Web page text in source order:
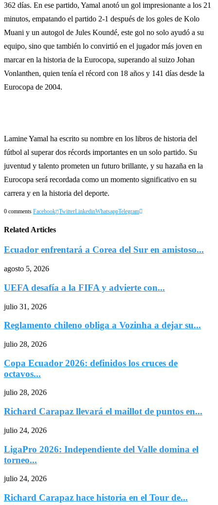
362 días. En ese partido, Yamal anotó un gol impresionante a los 21
minutos, empatando el partido 2-1 después de los goles de Kolo
Muani y un autogol de Jules Koundé, este gol no solo ayudó a su
equipo, sino que también lo convirtió en el jugador más joven en
marcar en la historia de la Eurocopa, superando al suizo Johan
Vonlanthen, quien tenía el récord con 18 años y 141 días desde la
Eurocopa de 2004.
Lamine Yamal ha escrito su nombre en los libros de historia del
fútbol al superar dos récords importantes en un solo partido. Su
juventud y talento prometen un futuro brillante, y su hazaña en la
Eurocopa será recordada como un momento significativo en su
carrera y en la historia del deporte.
0 comments Facebook TwitterLinkedinWhatsappTelegram
Related Articles
Ecuador enfrentará a Corea del Sur en amistoso...
agosto 5, 2026
UEFA desafía a la FIFA y advierte con...
julio 31, 2026
Reglamento chileno obliga a Vozinha a dejar su...
julio 28, 2026
Copa Ecuador 2026: definidos los cruces de
octavos...
julio 28, 2026
Richard Carapaz llevará el maillot de puntos en...
julio 24, 2026
LigaPro 2026: Independiente del Valle domina el
torneo...
julio 24, 2026
Richard Carapaz hace historia en el Tour de...